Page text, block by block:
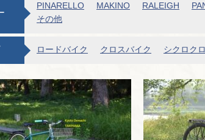
PINARELLO MAKINO RALEIGH
その他
ロードバイク クロスバイク シクロク